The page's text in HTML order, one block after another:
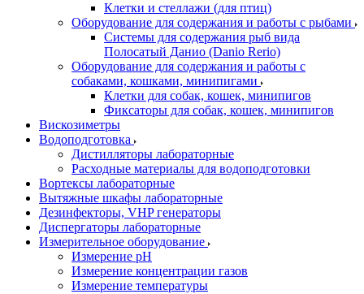
Клетки и стеллажи (для птиц)
Оборудование для содержания и работы с рыбами
Системы для содержания рыб вида
Полосатый Данио (Danio Rerio)
Оборудование для содержания и работы с
собаками, кошками, минипигами
Клетки для собак, кошек, минипигов
Фиксаторы для собак, кошек, минипигов
Вискозиметры
Водоподготовка
Дистилляторы лабораторные
Расходные материалы для водоподготовки
Вортексы лабораторные
Вытяжные шкафы лабораторные
Дезинфекторы, VHP генераторы
Диспергаторы лабораторные
Измерительное оборудование
Измерение pH
Измерение концентрации газов
Измерение температуры